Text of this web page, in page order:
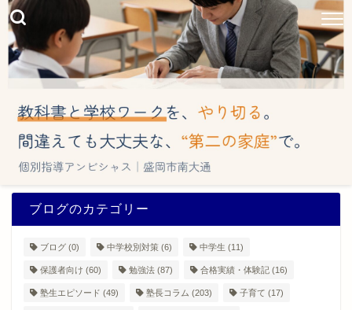
ブログのカテゴリー
ブログ (0) 中学校別対策 (6) 中学生 (11)
保護者向け (60) 勉強法 (87) 合格実績・体験記 (16)
塾生エピソード (49) 塾長コラム (203) 子育て (17)